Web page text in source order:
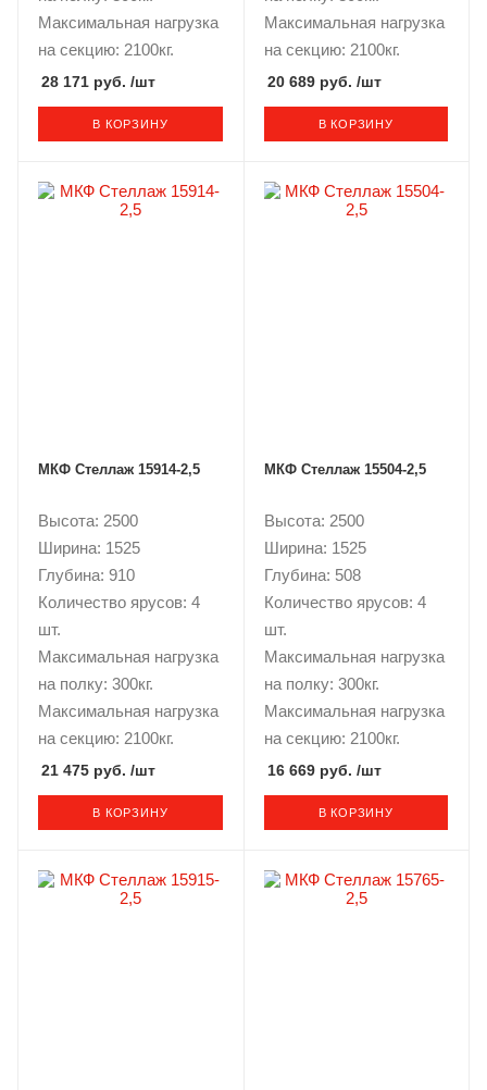
Максимальная нагрузка
на секцию: 2100кг.
28 171 руб. /шт
В КОРЗИНУ
Максимальная нагрузка
на секцию: 2100кг.
20 689 руб. /шт
В КОРЗИНУ
МКФ Стеллаж 15914-2,5
Высота: 2500
Ширина: 1525
Глубина: 910
Количество ярусов: 4
шт.
Максимальная нагрузка
на полку: 300кг.
Максимальная нагрузка
на секцию: 2100кг.
21 475 руб. /шт
В КОРЗИНУ
МКФ Стеллаж 15504-2,5
Высота: 2500
Ширина: 1525
Глубина: 508
Количество ярусов: 4
шт.
Максимальная нагрузка
на полку: 300кг.
Максимальная нагрузка
на секцию: 2100кг.
16 669 руб. /шт
В КОРЗИНУ